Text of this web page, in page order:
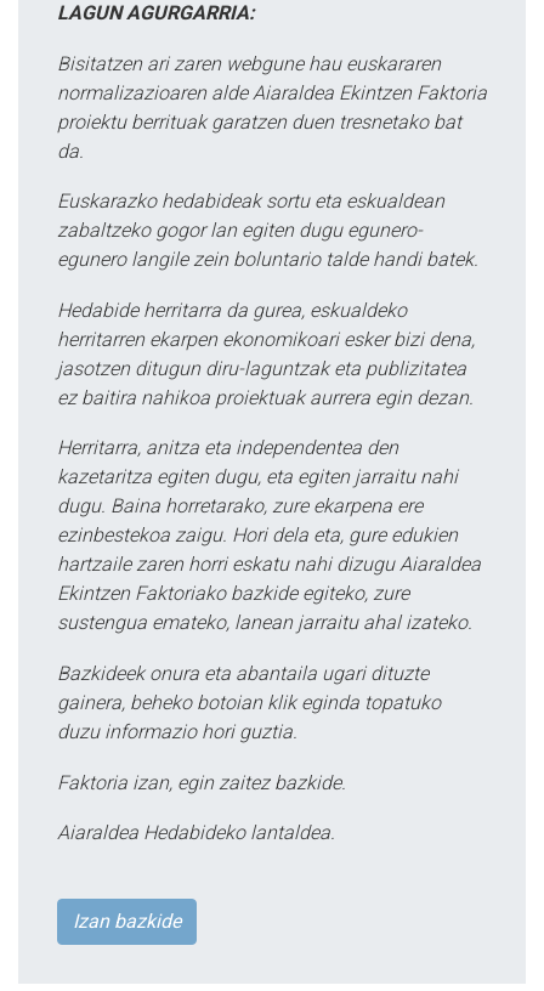
LAGUN AGURGARRIA:
Bisitatzen ari zaren webgune hau euskararen
normalizazioaren alde Aiaraldea Ekintzen Faktoria
proiektu berrituak garatzen duen tresnetako bat
da.
Euskarazko hedabideak sortu eta eskualdean
zabaltzeko gogor lan egiten dugu egunero-
egunero langile zein boluntario talde handi batek.
Hedabide herritarra da gurea, eskualdeko
herritarren ekarpen ekonomikoari esker bizi dena,
jasotzen ditugun diru-laguntzak eta publizitatea
ez baitira nahikoa proiektuak aurrera egin dezan.
Herritarra, anitza eta independentea den
kazetaritza egiten dugu, eta egiten jarraitu nahi
dugu. Baina horretarako, zure ekarpena ere
ezinbestekoa zaigu. Hori dela eta, gure edukien
hartzaile zaren horri eskatu nahi dizugu Aiaraldea
Ekintzen Faktoriako bazkide egiteko, zure
sustengua emateko, lanean jarraitu ahal izateko.
Bazkideek onura eta abantaila ugari dituzte
gainera, beheko botoian klik eginda topatuko
duzu informazio hori guztia.
Faktoria izan, egin zaitez bazkide.
Aiaraldea Hedabideko lantaldea.
Izan bazkide